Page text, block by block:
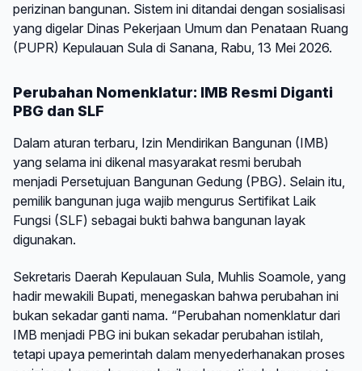
perizinan bangunan. Sistem ini ditandai dengan sosialisasi
yang digelar Dinas Pekerjaan Umum dan Penataan Ruang
(PUPR) Kepulauan Sula di Sanana, Rabu, 13 Mei 2026.
Perubahan Nomenklatur: IMB Resmi Diganti
PBG dan SLF
Dalam aturan terbaru, Izin Mendirikan Bangunan (IMB)
yang selama ini dikenal masyarakat resmi berubah
menjadi Persetujuan Bangunan Gedung (PBG). Selain itu,
pemilik bangunan juga wajib mengurus Sertifikat Laik
Fungsi (SLF) sebagai bukti bahwa bangunan layak
digunakan.
Sekretaris Daerah Kepulauan Sula, Muhlis Soamole, yang
hadir mewakili Bupati, menegaskan bahwa perubahan ini
bukan sekadar ganti nama. “Perubahan nomenklatur dari
IMB menjadi PBG ini bukan sekadar perubahan istilah,
tetapi upaya pemerintah dalam menyederhanakan proses